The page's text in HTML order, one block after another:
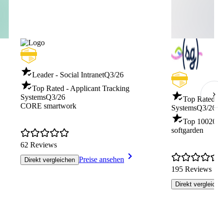
Leader - Social IntranetQ3/26
Top Rated - Applicant Tracking
SystemsQ3/26
CORE smartwork
62 Reviews
Direkt vergleichen Preise ansehen
Top Rated
SystemsQ3/26
Top 100
softgarden
195 Reviews
Direkt